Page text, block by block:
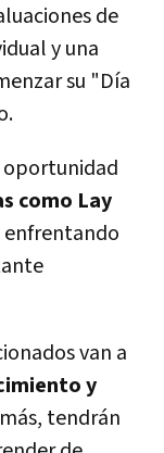
de
y una
su "Día
oportunidad
como Lay
enfrentando
van a
y
tendrán